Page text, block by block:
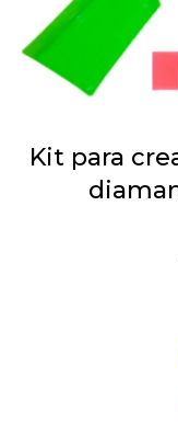
Kit para